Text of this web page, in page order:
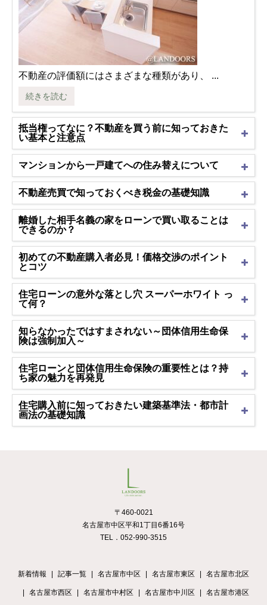
不動産の評価額にはさまざまな種類があり、 ...
続きを読む
抵当権ってなに？不動産を買う前に知っておきた
い基本と注意点
マンションから一戸建てへの住み替えについて
不動産売買で知っておくべき税金の基礎知識
離婚した相手名義の家をローンで買い取ることは
できるのか？
初めての不動産購入者必見！価格交渉のポイント
とコツ
住宅ローンの意外な落とし穴 スーパーホワイト っ
て何？
知らなかったではすまされない～団体信用生命保
険は強制加入～
住宅ローンと団体信用生命保険の重要性とは？持
ち家の魅力を再発見
住宅購入前に知っておきたい建築基準法・都市計
画法の基礎知識
〒460-0021
名古屋市中区平和1丁目6番16号
TEL．052-990-3515
新着情報 記事一覧 名古屋市中区 名古屋市東区 名古屋市北区
名古屋市西区 名古屋市中村区 名古屋市中川区 名古屋市港区